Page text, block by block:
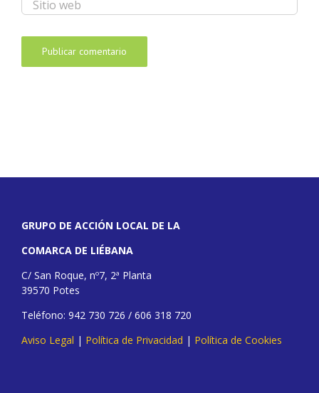
GRUPO DE ACCIÓN LOCAL DE LA
COMARCA DE LIÉBANA
C/ San Roque, nº7, 2ª Planta
39570 Potes
Teléfono: 942 730 726 / 606 318 720
Aviso Legal | Política de Privacidad | Política de Cookies